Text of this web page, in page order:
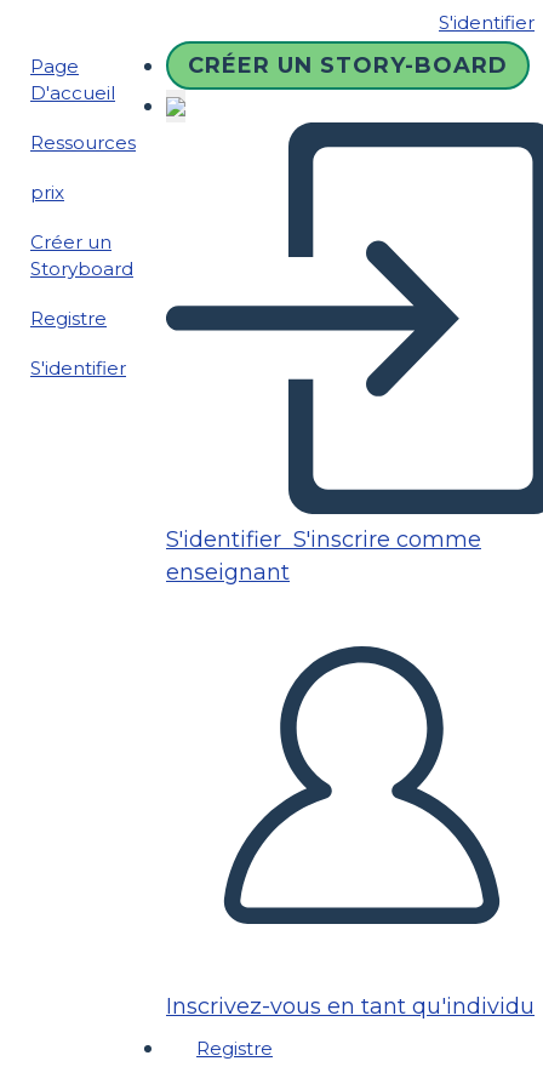
S'identifier
Page
D'accueil
Ressources
prix
Créer un
Storyboard
Registre
S'identifier
CRÉER UN STORY-BOARD
S'identifier S'inscrire comme
enseignant
Inscrivez-vous en tant qu'individu
Registre